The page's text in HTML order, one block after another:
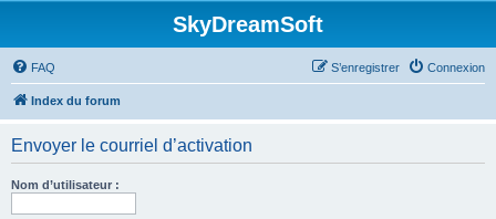
SkyDreamSoft
FAQ Connexion
S’enregistrer
Index du forum
Envoyer le courriel d’activation
Nom d’utilisateur :